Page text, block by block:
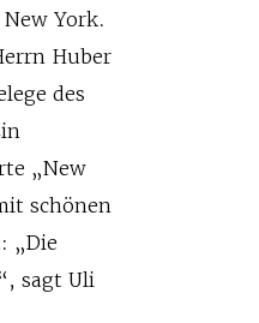
York.
Huber
des
„New
schönen
„Die
sagt Uli